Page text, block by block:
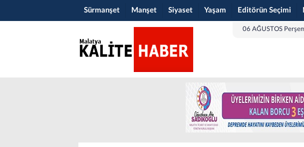
Sürmanşet Manşet Siyaset Yaşam Editörün Seçimi
06 AĞUSTOS